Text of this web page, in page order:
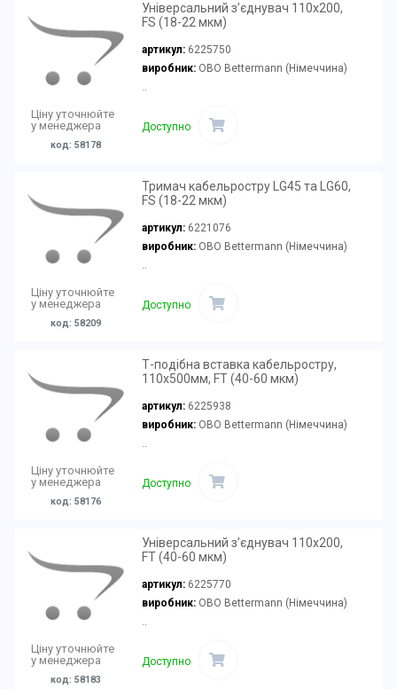
Ціну уточнюйте
у менеджера
код: 58178
Універсальний з’єднувач 110x200,
FS (18-22 мкм)
артикул: 6225750
виробник:OBO Bettermann (Німеччина)
..
Доступно
Ціну уточнюйте
у менеджера
код: 58209
Тримач кабельростру LG45 та LG60,
FS (18-22 мкм)
артикул: 6221076
виробник:OBO Bettermann (Німеччина)
..
Доступно
Ціну уточнюйте
у менеджера
код: 58176
Т-подібна вставка кабельростру,
110х500мм, FT (40-60 мкм)
артикул: 6225938
виробник:OBO Bettermann (Німеччина)
..
Доступно
Ціну уточнюйте
у менеджера
код: 58183
Універсальний з’єднувач 110x200,
FT (40-60 мкм)
артикул: 6225770
виробник:OBO Bettermann (Німеччина)
..
Доступно